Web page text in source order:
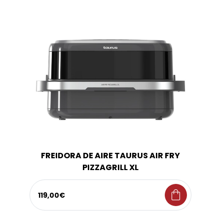
FREIDORA DE AIRE TAURUS AIR FRY
PIZZAGRILL XL
119,00€ shopping_bag